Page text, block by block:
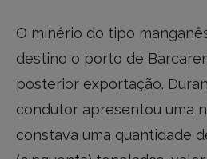
O minério do tipo
destino o porto de
posterior exportação.
condutor apresentou uma
constava uma quantidade